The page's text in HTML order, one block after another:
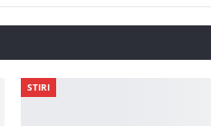
STIRI